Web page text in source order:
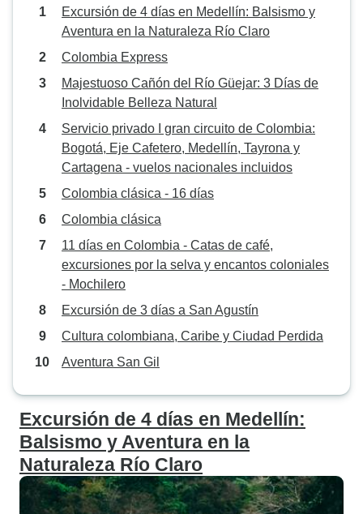
Bogotá/
Salento/Cocora,
todas
que hay que
planificar: la
condiciones
todos los
se cambia de
Además,
aunque no es
dura con el calor y
turístico, lo que
mayor parte está
Excursión de 4 días en Medellín: Balsismo y
Aventura en la Naturaleza Río Claro
Colombia Express
Majestuoso Cañón del Río Güejar: 3 Días de
Inolvidable Belleza Natural
Servicio privado I gran circuito de Colombia:
Bogotá, Eje Cafetero, Medellín, Tayrona y
Cartagena - vuelos nacionales incluidos
Colombia clásica - 16 días
Colombia clásica
11 días en Colombia - Catas de café,
excursiones por la selva y encantos coloniales
- Mochilero
Excursión de 3 días a San Agustín
Cultura colombiana, Caribe y Ciudad Perdida
Aventura San Gil
Excursión de 4 días en Medellín:
Balsismo y Aventura en la
Naturaleza Río Claro